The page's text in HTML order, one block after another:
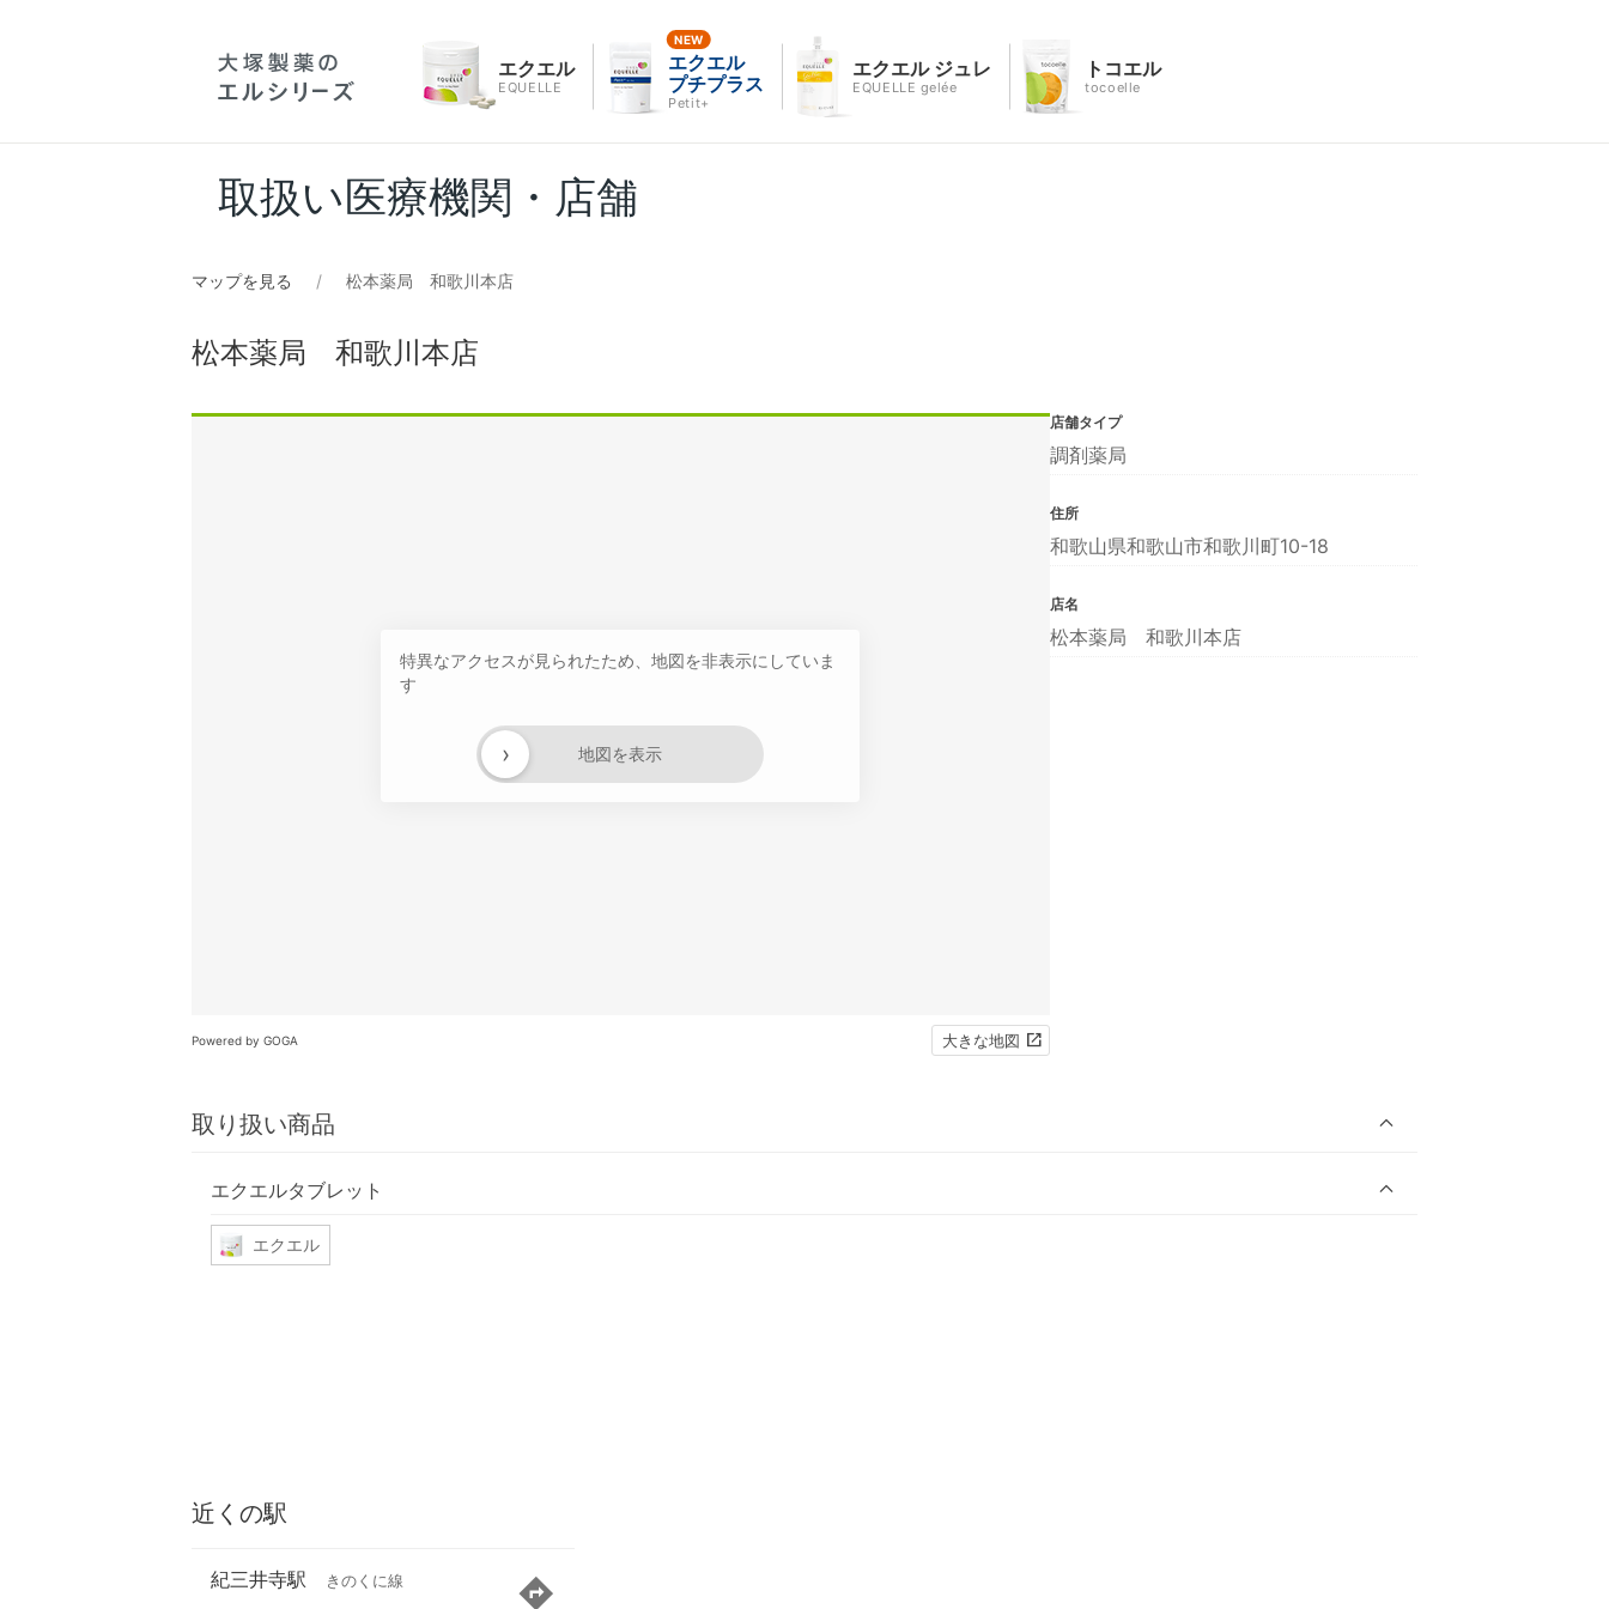
エクエル
EQUELLE
エクエル
プチプラス
Petit+
エクエル ジュレ
EQUELLE gelée
トコエル
tocoelle
取扱い医療機関・店舗
マップを見る 松本薬局 和歌川本店
松本薬局 和歌川本店
特異なアクセスが見られたため、地図を非表示にしていま
す
地図を表示
›
Powered by GOGA 大きな地図
取り扱い商品
エクエルタブレット
エクエル
店舗タイプ
調剤薬局
住所
和歌山県和歌山市和歌川町10-18
店名
松本薬局 和歌川本店
近くの駅
紀三井寺駅 きのくに線